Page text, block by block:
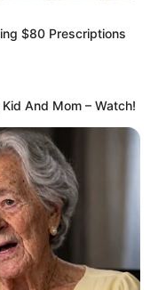
$80 Prescriptions
And Mom – Watch!